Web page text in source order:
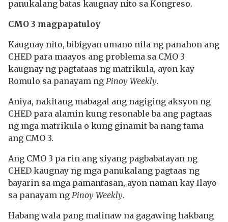
panukalang batas kaugnay nito sa Kongreso.
CMO 3 magpapatuloy
Kaugnay nito, bibigyan umano nila ng panahon ang
CHED para maayos ang problema sa CMO 3
kaugnay ng pagtataas ng matrikula, ayon kay
Romulo sa panayam ng Pinoy Weekly.
Aniya, nakitang mabagal ang nagiging aksyon ng
CHED para alamin kung resonable ba ang pagtaas
ng mga matrikula o kung ginamit ba nang tama
ang CMO 3.
Ang CMO 3 pa rin ang siyang pagbabatayan ng
CHED kaugnay ng mga panukalang pagtaas ng
bayarin sa mga pamantasan, ayon naman kay Ilayo
sa panayam ng Pinoy Weekly.
Habang wala pang malinaw na gagawing hakbang